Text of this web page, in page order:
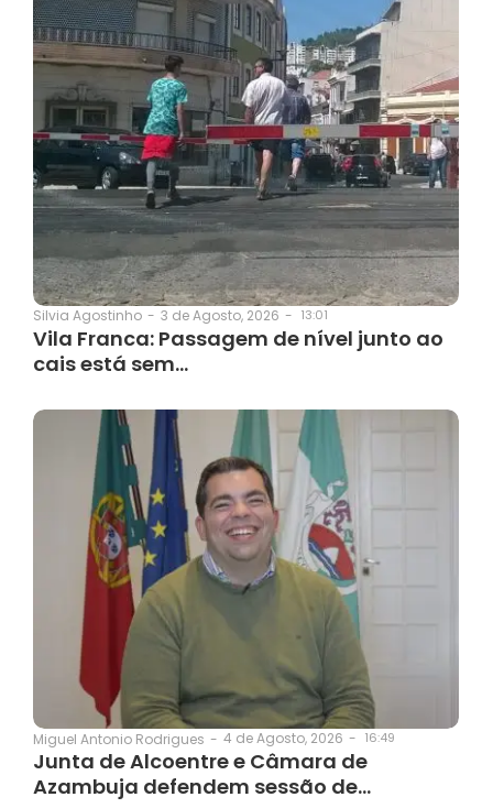
Silvia Agostinho - 3 de Agosto, 2026 - 13:01
Vila Franca: Passagem de nível junto ao
cais está sem…
Miguel Antonio Rodrigues - 4 de Agosto, 2026 - 16:49
Junta de Alcoentre e Câmara de
Azambuja defendem sessão de…